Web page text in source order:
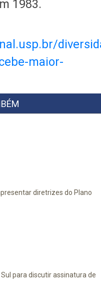
1983.
maior-
diretrizes do Plano
para discutir assinatura de